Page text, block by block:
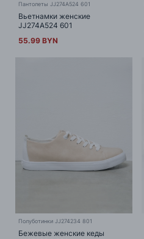
Пантолеты JJ274A524 601
Вьетнамки женские
JJ274A524 601
55.99 BYN
Полуботинки JJ274234 801
Бежевые женские кеды